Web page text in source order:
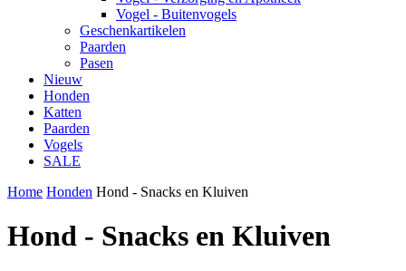
Vogel - Buitenvogels
Geschenkartikelen
Paarden
Pasen
Nieuw
Honden
Katten
Paarden
Vogels
SALE
Home Honden Hond - Snacks en Kluiven
Hond - Snacks en Kluiven